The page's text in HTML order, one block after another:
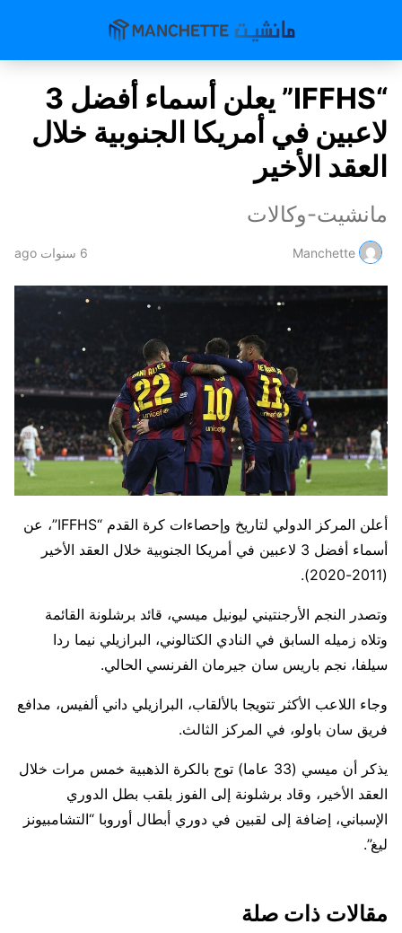
“IFFHS” يعلن أسماء أفضل 3
لاعبين في أمريكا الجنوبية خلال
العقد الأخير
مانشيت-وكالات
Manchette 6 سنوات ago
أعلن المركز الدولي لتاريخ وإحصاءات كرة القدم “IFFHS”، عن
أسماء أفضل 3 لاعبين في أمريكا الجنوبية خلال العقد الأخير
(2011-2020).
وتصدر النجم الأرجنتيني ليونيل ميسي، قائد برشلونة القائمة
وتلاه زميله السابق في النادي الكتالوني، البرازيلي نيما ردا
سيلفا، نجم باريس سان جيرمان الفرنسي الحالي.
وجاء اللاعب الأكثر تتويجا بالألقاب، البرازيلي داني ألفيس، مدافع
فريق سان باولو، في المركز الثالث.
يذكر أن ميسي (33 عاما) توج بالكرة الذهبية خمس مرات خلال
العقد الأخير، وقاد برشلونة إلى الفوز بلقب بطل الدوري
الإسباني، إضافة إلى لقبين في دوري أبطال أوروبا “التشامبيونز
ليغ”.
مقالات ذات صلة